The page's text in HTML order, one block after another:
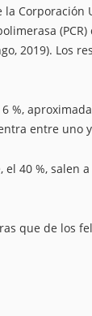
2019). Los
entre uno
40 %, salen
que de los